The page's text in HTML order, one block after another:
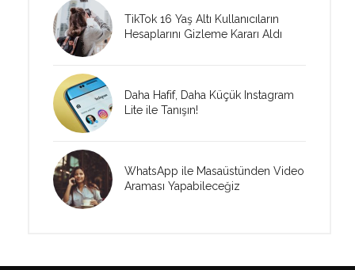
TikTok 16 Yaş Altı Kullanıcıların
Hesaplarını Gizleme Kararı Aldı
Daha Hafif, Daha Küçük Instagram
Lite ile Tanışın!
WhatsApp ile Masaüstünden Video
Araması Yapabileceğiz